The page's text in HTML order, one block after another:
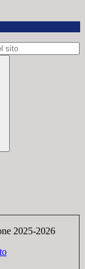
2025-2026